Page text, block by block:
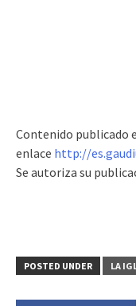
Contenido publicado
enlace http://
Se autoriza su
POSTED UNDER LA